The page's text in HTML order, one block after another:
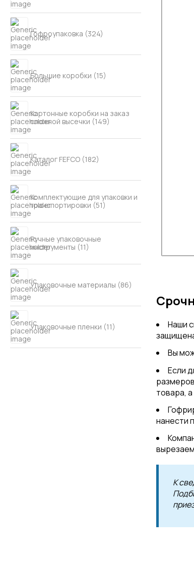
Гофроупаковка (324)
Большие коробки (15)
Картонные коробки на заказ
сложной высечки (149)
Каталог FEFCO (182)
Комплектующие для упаковки и
транспортировки (51)
Ручные упаковочные
инструменты (11)
Упаковочные материалы (86)
Упаковочные пленки (11)
Наши
Вы
Если
товара,
нанести
К